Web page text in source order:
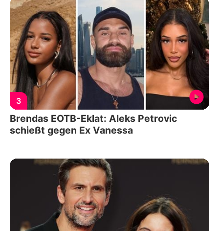
3
Brendas EOTB-Eklat: Aleks Petrovic
schießt gegen Ex Vanessa